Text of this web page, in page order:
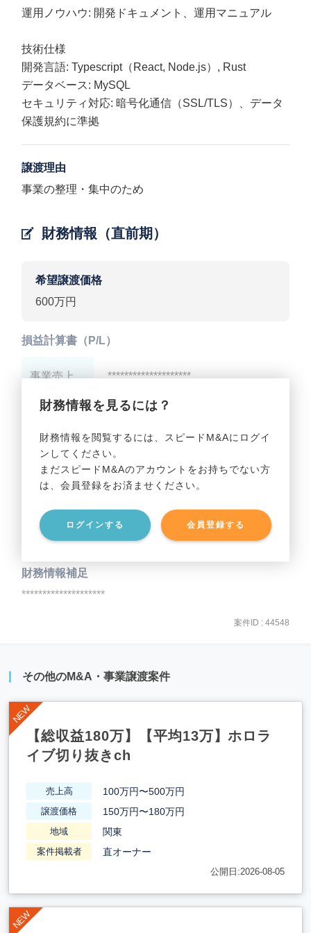
運用ノウハウ: 開発ドキュメント、運用マニュアル
技術仕様
開発言語: Typescript（React, Node.js）, Rust
データベース: MySQL
セキュリティ対応: 暗号化通信（SSL/TLS）、データ
保護規約に準拠
譲渡理由
事業の整理・集中のため
財務情報（直前期）
希望譲渡価格
600万円
財務情報を見るには？
財務情報を閲覧するには、スピードM&Aにログイ
ンしてください。
まだスピードM&Aのアカウントをお持ちでない方
は、会員登録をお済ませください。
ログインする 会員登録する
損益計算書（P/L）
事業売上 ********************
事業利益 ********************
貸借対照表（B/S）
事業資産 ********************
事業負債 ********************
財務情報補足
********************
案件ID : 44548
その他のM&A・事業譲渡案件
【総収益180万】【平均13万】ホロラ
イブ切り抜きch
売上高 100万円〜500万円
譲渡価格 150万円〜180万円
地域 関東
案件掲載者 直オーナー
公開日:2026-08-05